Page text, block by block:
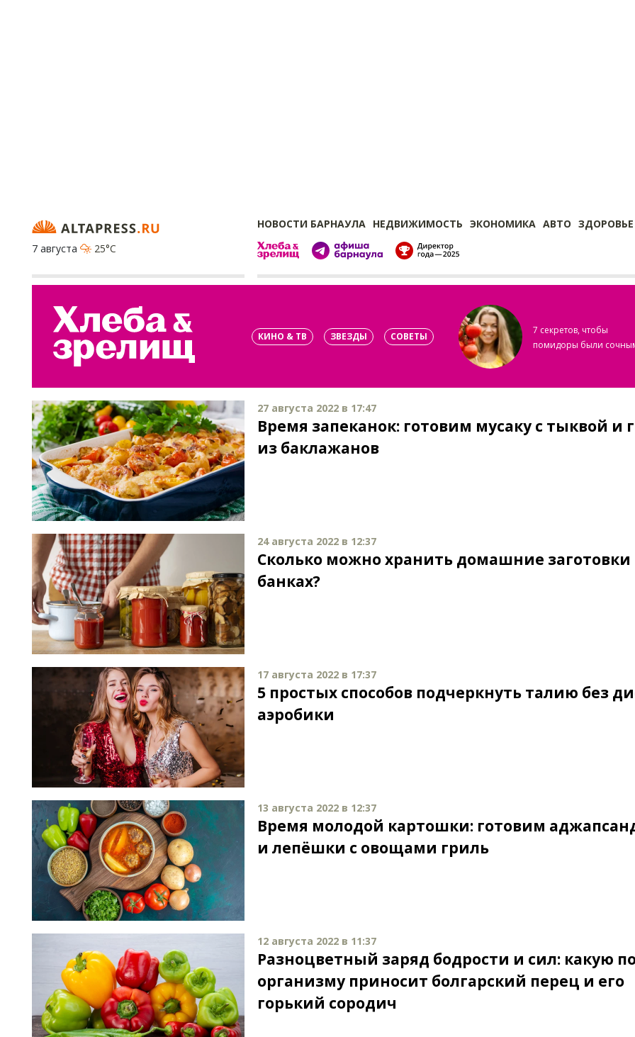
НОВОСТИ БАРНАУЛА НЕДВИЖИМОСТЬ ЭКОНОМИКА АВТО ЗДОРОВЬЕ
7 августа
25°C
КИНО & ТВ ЗВЕЗДЫ СОВЕТЫ
7 секретов, чтобы
помидоры были
27 августа 2022 в 17:47
Время запеканок: готовим мусаку с тыквой и
из баклажанов
24 августа 2022 в 12:37
Сколько можно хранить домашние заготовки
банках?
17 августа 2022 в 17:37
5 простых способов подчеркнуть талию без
аэробики
13 августа 2022 в 12:37
Время молодой картошки: готовим
и лепёшки с овощами гриль
12 августа 2022 в 11:37
Разноцветный заряд бодрости и сил: какую
организму приносит болгарский перец и его
горький сородич